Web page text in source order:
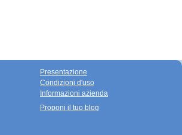
Presentazione
Condizioni d'uso
Informazioni azienda
Proponi il tuo blog